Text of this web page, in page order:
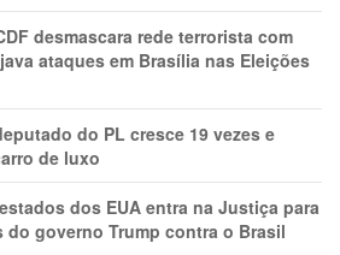
desmascara rede terrorista com
ataques em Brasília nas Eleições
do PL cresce 19 vezes e
de luxo
dos EUA entra na Justiça para
governo Trump contra o Brasil